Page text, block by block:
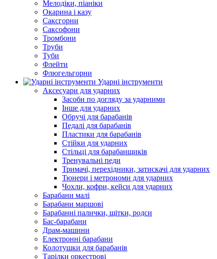
Мелодіки, піаніки
Окарина і казу
Саксгорни
Саксофони
Тромбони
Труби
Туби
Флейти
Флюгельгорни
Ударні інструменти
Аксесуари для ударних
Засоби по догляду за ударними
Інше для ударних
Обручі для барабанів
Педалі для барабанів
Пластики для барабанів
Стійки для ударних
Стільці для барабанщиків
Тренувальні педи
Тримачі, перехідники, затискачі для ударних
Тюнери і метрономи для ударних
Чохли, кофри, кейси для ударних
Барабани малі
Барабани маршові
Барабанні палички, щітки, родси
Бас-барабани
Драм-машини
Електронні барабани
Колотушки для барабанів
Тарілки оркестрові